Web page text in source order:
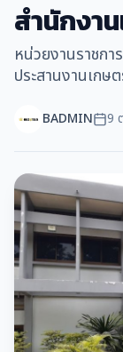
สำนักงา
หน่วยงานราชก
ประสานงานเก
BADMIN 9